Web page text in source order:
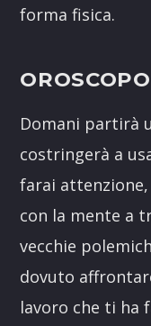
forma fisica.
Domani partirà
costringerà a
farai
con la mente a
vecchie
dovuto
lavoro che ti ha